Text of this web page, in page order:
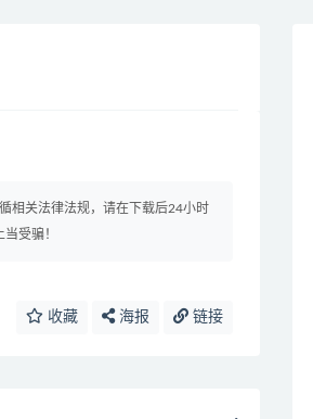
相关法律法规，请在下载后24小时
受骗！
收藏 海报 链接